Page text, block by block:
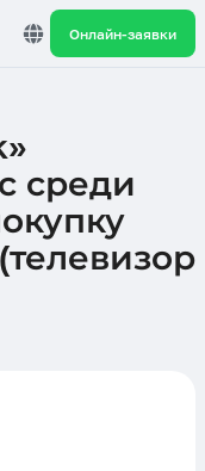
Онлайн-заявки
среди